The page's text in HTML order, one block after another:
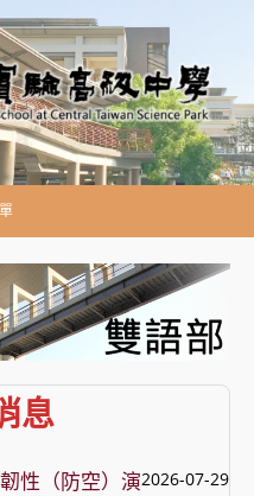
息
性（防空）演2026-07-29